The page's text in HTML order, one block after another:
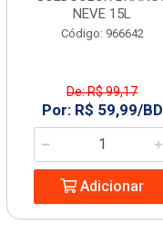
NEVE 15L
Código: 966642
De: R$ 99,17
Por: R$ 59,99/BD
Adicionar